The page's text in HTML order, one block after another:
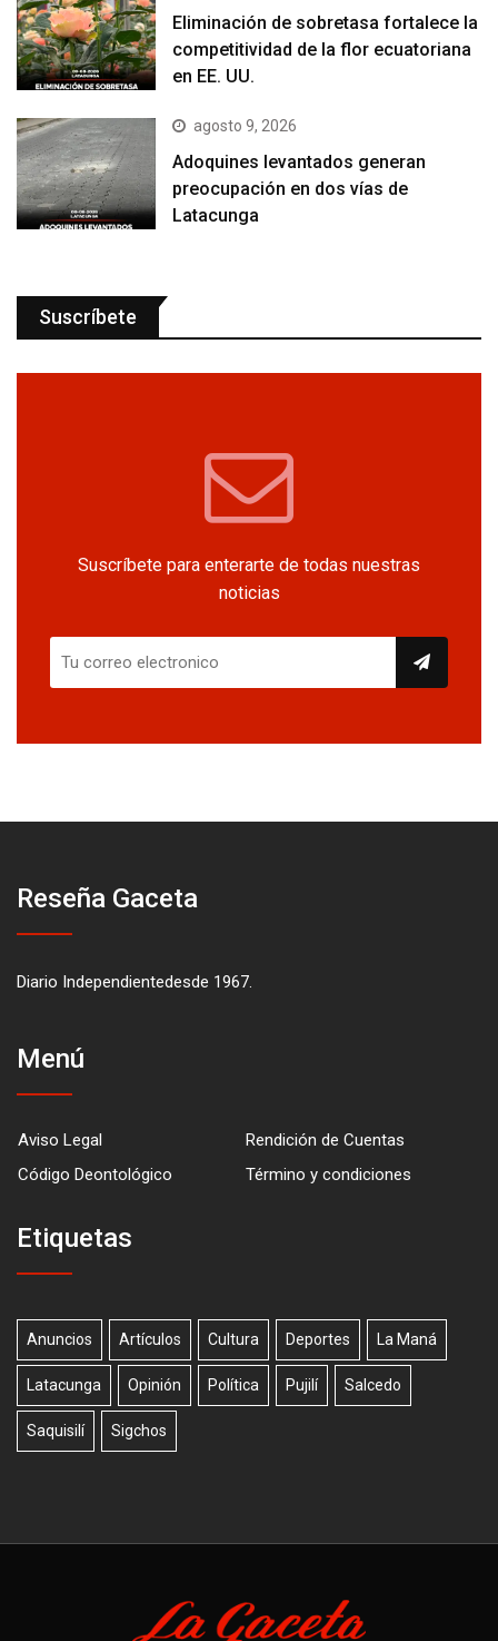
Eliminación de sobretasa fortalece la
competitividad de la flor ecuatoriana
en EE. UU.
agosto 9, 2026
Adoquines levantados generan
preocupación en dos vías de
Latacunga
Suscríbete
Suscríbete para enterarte de todas nuestras
noticias
Reseña Gaceta
Diario Independientedesde 1967.
Menú
Aviso Legal
Rendición de Cuentas
Código Deontológico
Término y condiciones
Etiquetas
Anuncios Artículos Cultura Deportes La Maná
Latacunga Opinión Política Pujilí Salcedo
Saquisilí Sigchos